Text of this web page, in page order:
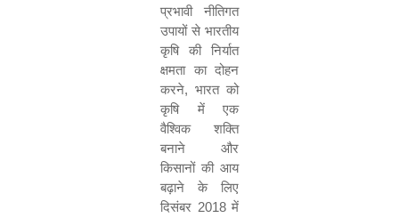
प्रभावी नीतिगत
उपायों से भारतीय
कृषि की निर्यात
क्षमता का दोहन
करने, भारत को
कृषि में एक
वैश्विक शक्ति
बनाने और
किसानों की आय
बढ़ाने के लिए
दिसंबर 2018में